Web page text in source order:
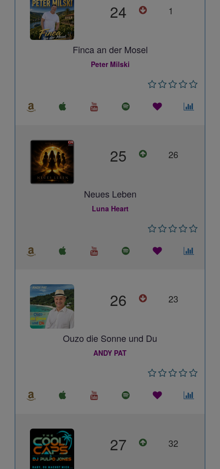
24 1
Finca an der Mosel
Peter Milski
25 26
Neues Leben
Luna Heart
26 23
Ouzo die Sonne und Du
ANDY PAT
27 32